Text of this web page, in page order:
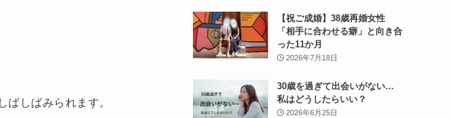
しばみられます。
【祝ご成婚】38歳再婚女性
「相手に合わせる癖」と向き合
った11か月
2026年7月18日
30歳を過ぎて出会いがない…
私はどうしたらいい？
2026年6月25日